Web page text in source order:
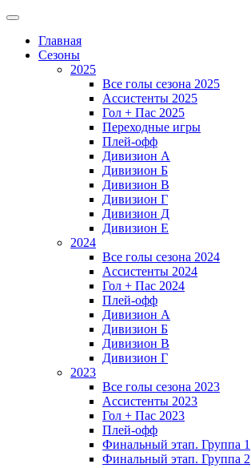
Главная
Сезоны
2025
Все голы сезона 2025
Ассистенты 2025
Гол + Пас 2025
Переходные игры
Плей-офф
Дивизион A
Дивизион Б
Дивизион В
Дивизион Г
Дивизион Д
Дивизион Е
2024
Все голы сезона 2024
Ассистенты 2024
Гол + Пас 2024
Плей-офф
Дивизион A
Дивизион Б
Дивизион В
Дивизион Г
2023
Все голы сезона 2023
Ассистенты 2023
Гол + Пас 2023
Плей-офф
Финальный этап. Группа 1
Финальный этап. Группа 2